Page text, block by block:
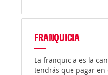
FRANQUICIA
La franquicia es la
tendrás que pagar en